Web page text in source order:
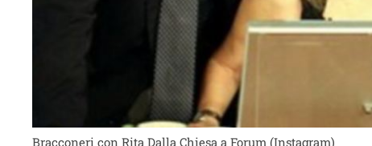
Bracconeri con Rita Dalla Chiesa a Forum (Instagram)